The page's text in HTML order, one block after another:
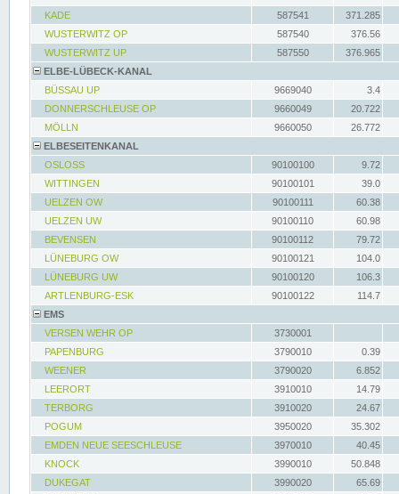
KADE
587541
371.285
WUSTERWITZ OP
587540
376.56
WUSTERWITZ UP
587550
376.965
ELBE-LÜBECK-KANAL
BÜSSAU UP
9669040
3.4
DONNERSCHLEUSE OP
9660049
20.722
MÖLLN
9660050
26.772
ELBESEITENKANAL
OSLOSS
90100100
9.72
WITTINGEN
90100101
39.0
UELZEN OW
90100111
60.38
UELZEN UW
90100110
60.98
BEVENSEN
90100112
79.72
LÜNEBURG OW
90100121
104.0
LÜNEBURG UW
90100120
106.3
ARTLENBURG-ESK
90100122
114.7
EMS
VERSEN WEHR OP
3730001
PAPENBURG
3790010
0.39
WEENER
3790020
6.852
LEERORT
3910010
14.79
TERBORG
3910020
24.67
POGUM
3950020
35.302
EMDEN NEUE SEESCHLEUSE
3970010
40.45
KNOCK
3990010
50.848
DUKEGAT
3990020
65.69